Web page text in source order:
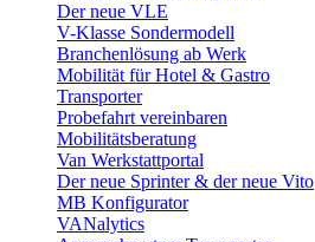
Der neue VLE
V-Klasse Sondermodell
Branchenlösung ab Werk
Mobilität für Hotel & Gastro
Transporter
Probefahrt vereinbaren
Mobilitätsberatung
Van Werkstattportal
Der neue Sprinter & der neue Vito
MB Konfigurator
VANalytics